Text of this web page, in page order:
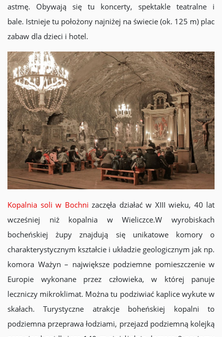
astmę. Obywają się tu koncerty, spektakle teatralne i
bale. Istnieje tu położony najniżej na świecie (ok. 125 m) plac
zabaw dla dzieci i hotel.
Kopalnia soli w Bochni zaczęła działać w XIII wieku, 40 lat
wcześniej niż kopalnia w Wieliczce.W wyrobiskach
bocheńskiej żupy znajdują się unikatowe komory o
charakterystycznym kształcie i układzie geologicznym jak np.
komora Ważyn – największe podziemne pomieszczenie w
Europie wykonane przez człowieka, w której panuje
leczniczy mikroklimat. Można tu podziwiać kaplice wykute w
skałach. Turystyczne atrakcje boheńskiej kopalni to
podziemna przeprawa łodziami, przejazd podziemną kolejką